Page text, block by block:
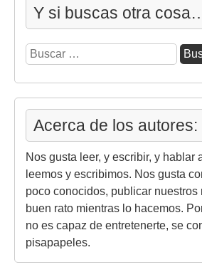
Y si buscas otra
Buscar:
Acerca de los autores:
Nos gusta leer, y escribir, y hablar
leemos y escribimos. Nos gusta
poco conocidos, publicar nuestros
buen rato mientras lo hacemos.
no es capaz de entretenerte, se
pisapapeles.